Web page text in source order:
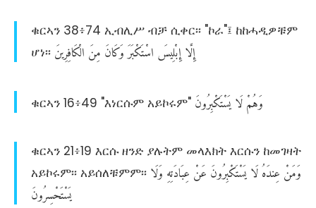
ቁርኣን 38፥74 ኢብሊሥ ብቻ ሲቀር፡፡ "ኮራ"፤ ከከሓዲዎቹም
ሆነ፡፡
إِلَّاإِبْلِيسَاسْتَكْبَرَوَكَانَمِنَالْكَافِرِينَ
ቁርኣን 16፥49 "እነርሱም አይኮሩም" وَهُمْلَايَسْتَكْبِرُونَ
ቁርኣን 21፥19 እርሱ ዘንድ ያሉትም መላእክት እርሱን ከመገዛት
አይኮሩም፡፡ አይሰለቹምም፡፡
وَمَنْعِندَهُلَايَسْتَكْبِرُونَعَنْعِبَادَتِهِوَلَا
يَسْتَحْسِرُونَ